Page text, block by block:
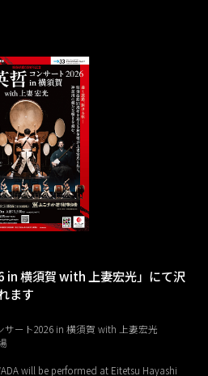
in 横須賀 with 上妻宏光」にて沢
ます
ート2026 in 横須賀 with 上妻宏光
will be performed at Eitetsu Hayashi